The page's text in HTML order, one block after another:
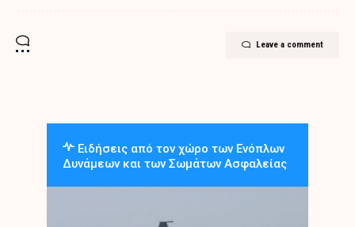
Leave a comment
Ειδήσεις από τον χώρο των Ενόπλων
Δυνάμεων και των Σωμάτων Ασφαλείας